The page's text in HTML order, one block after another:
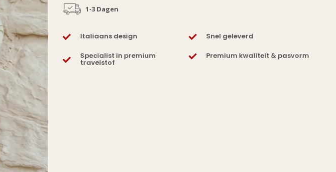
1-3 Dagen
Italiaans design Snel geleverd
Specialist in premium
travelstof
Premium kwaliteit & pasvorm